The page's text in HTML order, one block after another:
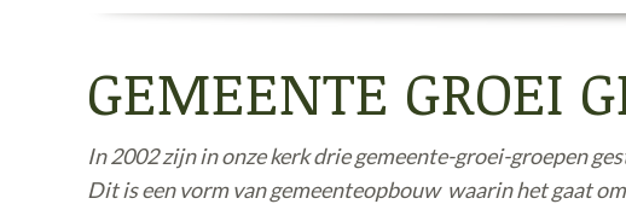
GEMEENTE GROEI
In 2002 zijn in onze kerk drie gemeente-groei-groepen
Dit is een vorm van gemeenteopbouw waarin het gaat